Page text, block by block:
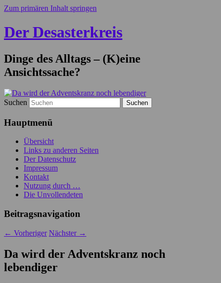
Zum primären Inhalt springen
Der Desasterkreis
Dinge des Alltags – (K)eine
Ansichtssache?
Suchen
Hauptmenü
Übersicht
Links zu anderen Seiten
Der Datenschutz
Impressum
Kontakt
Nutzung durch …
Die Unvollendeten
Beitragsnavigation
← Vorheriger Nächster →
Da wird der Adventskranz noch
lebendiger